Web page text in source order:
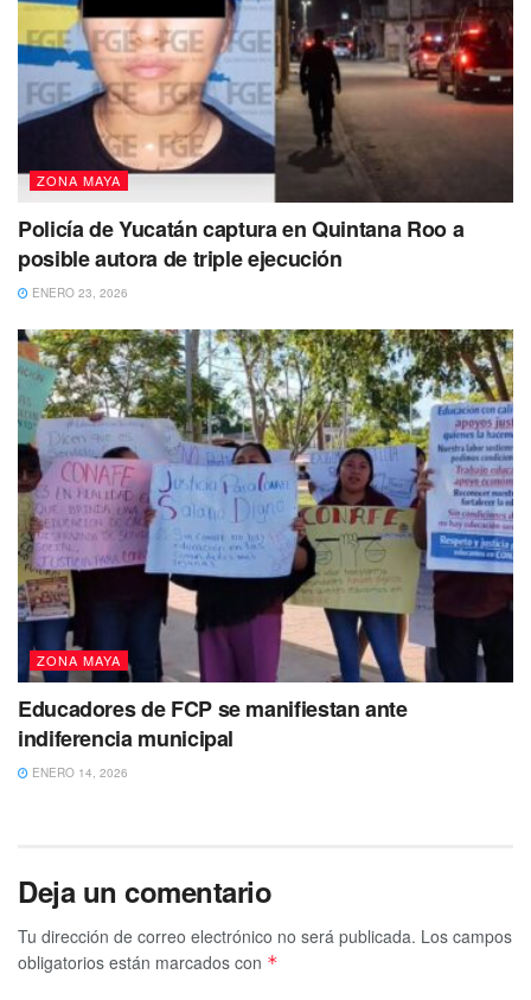
ZONA MAYA
Policía de Yucatán captura en Quintana Roo a
posible autora de triple ejecución
ENERO 23, 2026
ZONA MAYA
Educadores de FCP se manifiestan ante
indiferencia municipal
ENERO 14, 2026
Deja un comentario
Tu dirección de correo electrónico no será publicada. Los campos
obligatorios están marcados con *